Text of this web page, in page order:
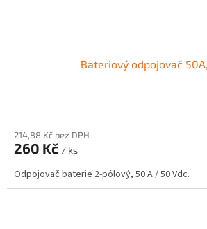
Bateriový odpojovač
214,88 Kč bez DPH
260 Kč / ks
Odpojovač baterie 2-pólový, 50 A / 50 Vdc.